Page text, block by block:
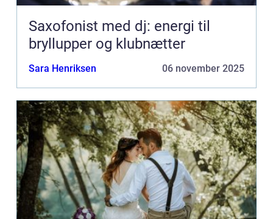
Saxofonist med dj: energi til
bryllupper og klubnætter
Sara Henriksen 06 november 2025